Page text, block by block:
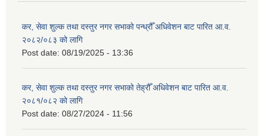
कर, सेवा शुल्क तथा दस्तुर नगर सभाको पन्ध्रौँ अधिवेशन बाट पारित आ.व.
२०८२/०८३ को लागि
Post date: 08/19/2025 - 13:36
कर, सेवा शुल्क तथा दस्तुर नगर सभाको तेह्रौँ अधिवेशन बाट पारित आ.व.
२०८१/०८२ को लागि
Post date: 08/27/2024 - 11:56